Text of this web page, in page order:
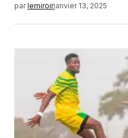
par lemiroirjanvier 13, 2025